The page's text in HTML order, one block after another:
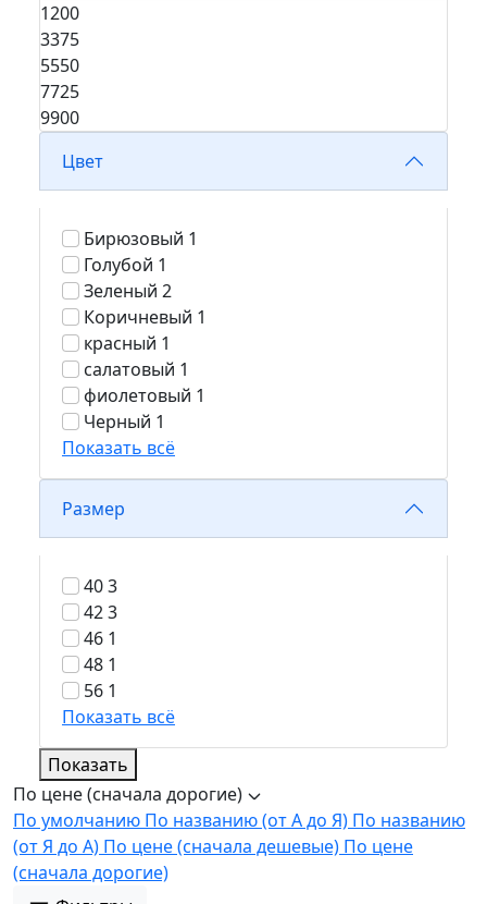
1200
3375
5550
7725
9900
Цвет
Бирюзовый 1
Голубой 1
Зеленый 2
Коричневый 1
красный 1
салатовый 1
фиолетовый 1
Черный 1
Показать всё
Размер
403
423
46 1
48 1
56 1
Показать всё
Показать
По цене (сначала дорогие)
По умолчанию По названию (от А до Я) По названию
(от Я до А) По цене (сначала дешевые) По цене
(сначала дорогие)